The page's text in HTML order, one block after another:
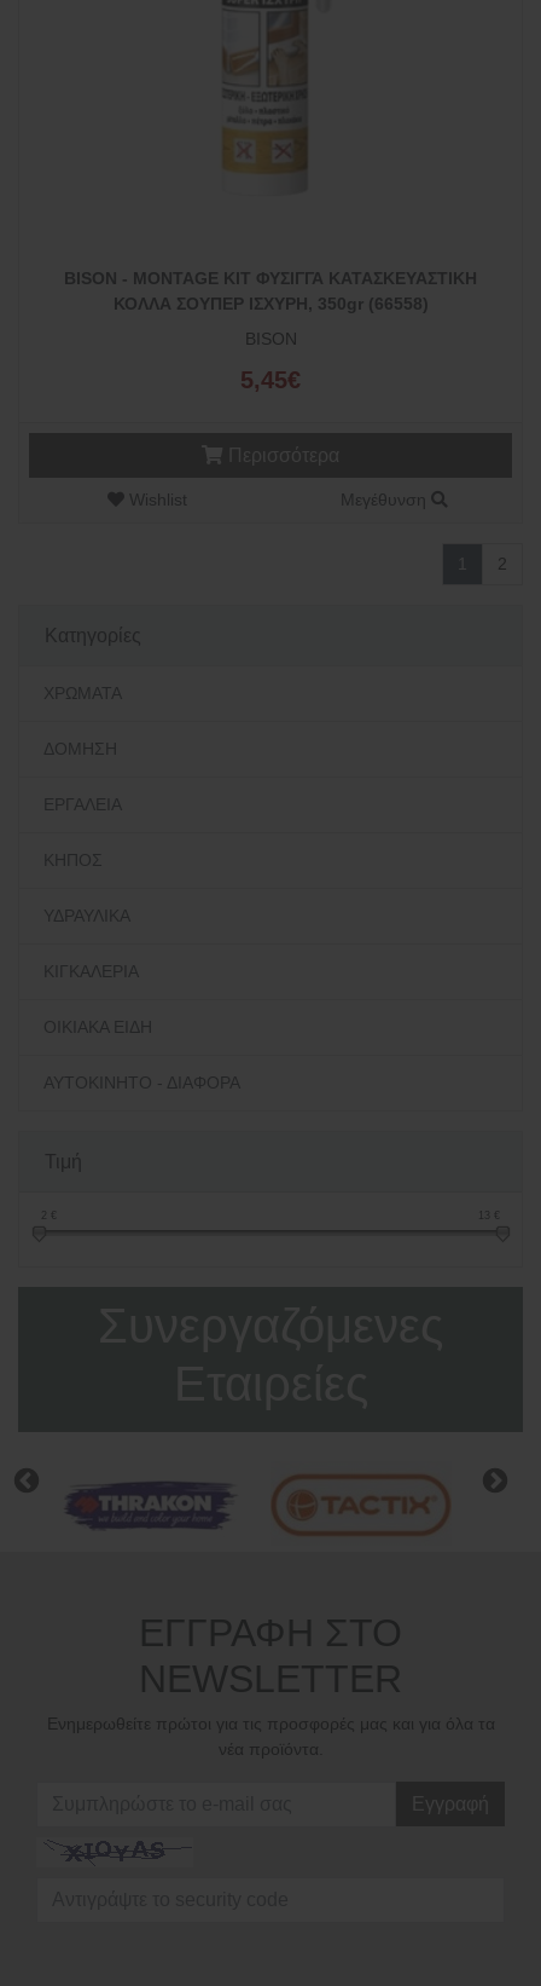
Κατηγορίες
ΧΡΩΜΑΤΑ
ΔΟΜΗΣΗ
ΕΡΓΑΛΕΙΑ
ΚΗΠΟΣ
ΥΔΡΑΥΛΙΚΑ
ΚΙΓΚΑΛΕΡΙΑ
ΟΙΚΙΑΚΑ ΕΙΔΗ
ΑΥΤΟΚΙΝΗΤΟ - ΔΙΑΦΟΡΑ
Τιμή
2
BISON - MONTAGE KIT ΦΥΣΙΓΓΑ ΚΑΤΑΣΚΕΥΑΣΤΙΚΗ
ΚΟΛΛΑ ΣΟΥΠΕΡ ΙΣΧΥΡΗ, 350gr (66558)
BISON
5,45€
Wishlist Μεγέθυνση
2
ΕΓΓΡΑΦΗ ΣΤΟ
NEWSLETTER
Ενημερωθείτε πρώτοι για τις προσφορές μας και για όλα τα
νέα προϊόντα.